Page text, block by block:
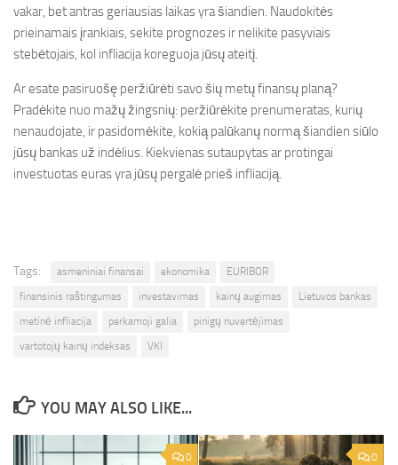
vakar, bet antras geriausias laikas yra šiandien. Naudokitės
prieinamais įrankiais, sekite prognozes ir nelikite pasyviais
stebėtojais, kol infliacija koreguoja jūsų ateitį.
Ar esate pasiruošę peržiūrėti savo šių metų finansų planą?
Pradėkite nuo mažų žingsnių: peržiūrėkite prenumeratas, kurių
nenaudojate, ir pasidomėkite, kokią palūkanų normą šiandien siūlo
jūsų bankas už indėlius. Kiekvienas sutaupytas ar protingai
investuotas euras yra jūsų pergalė prieš infliaciją.
Tags: asmeniniai finansai ekonomika
EURIBOR
finansinis raštingumas
investavimas kainų augimas
Lietuvos bankas
metinė infliacija
perkamoji galia
pinigų nuvertėjimas
vartotojų kainų indeksas
VKI
YOU MAY ALSO LIKE...
0 0